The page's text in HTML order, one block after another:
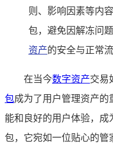
则、影响因素等内
包，避免因解冻问
资产的安全与正常流
在当今数字资产交易
包成为了用户管理资产的
能和良好的用户体验，成
包，它宛如一位贴心的管